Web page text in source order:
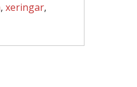
, xeringar,